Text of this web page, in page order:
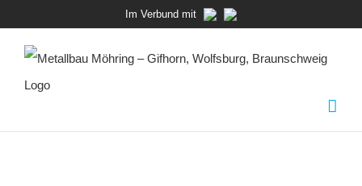
springen
Im Verbund mit